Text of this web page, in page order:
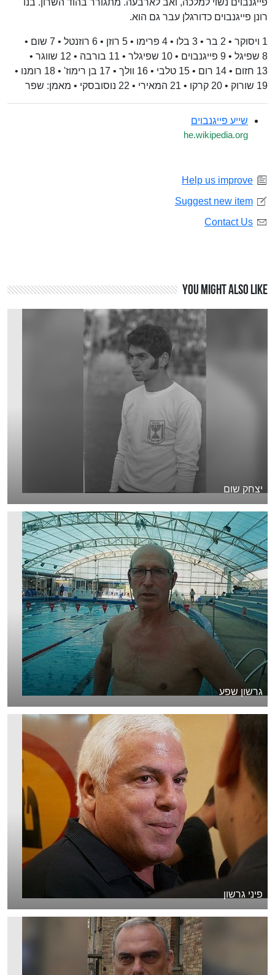
פייגנבוים נשוי למלכה, ואב לארבעה. מתגורר בהוד השרון. בנו
רונן פייגנבוים כדורגלן עבר גם הוא.
1 ויסוקר • 2 בר • 3 בלו • 4 פרימו • 5 רוזן • 6 רוזנטל • 7 שום •
8 שפיגל • 9 פייגנבוים • 10 שפיגלר • 11 בורבה • 12 שווגר •
13 חזום • 14 רום • 15 טלבי • 16 וולך • 17 בן רימוז' • 18 רומנו •
19 שורוק • 20 קרקו • 21 המאירי • 22 נוסובסקי • מאמן: שפר
שייע פייגנבוים
he.wikipedia.org
Help us improve
Suggest new item
Contact Us
You might also like
יצחק שום
גרשון שפע
פיני גרשון